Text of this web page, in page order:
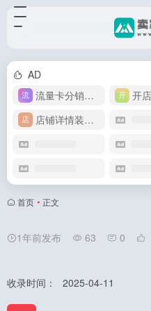
AD
流量卡分销代理
店铺详情装修模版
首页 • 正文
1年前发布 63 0
收录时间： 2025-04-11